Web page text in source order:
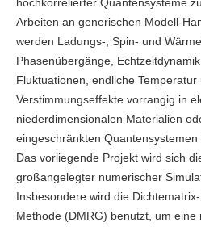
Arbeiten an generischen Modell-
werden Ladungs-, Spin- und
Phasenübergänge,
Fluktuationen, endliche
Verstimmungseffekte vorrangig in
niederdimensionalen Materialien
eingeschränkten Quantensystemen
Das vorliegende Projekt wird sich
großangelegter numerischer
Insbesondere wird die
Methode (DMRG) benutzt, um